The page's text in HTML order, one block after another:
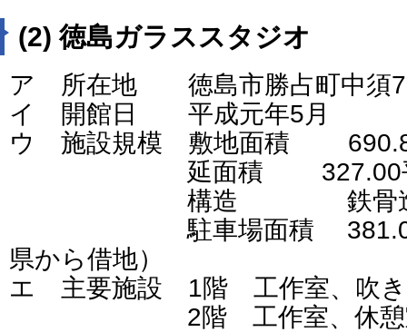
(2) 徳島ガラススタジオ
ア 所在地 徳島市勝占町中須
イ 開館日 平成元年5月
ウ 施設規模 敷地面積
延面積 327.00平方
構造 鉄骨造2
駐車場面積 381.03平
県から借地）
エ 主要施設 1階 工作室、吹き
2階 工作室、休憩室